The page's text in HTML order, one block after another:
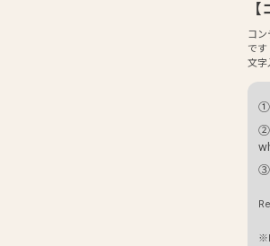
コ
です
文字
①
②
③